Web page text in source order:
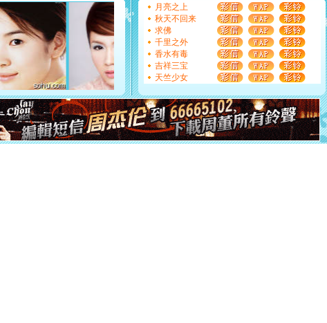
能正大光明地骚扰你,告诉你,圣诞要快乐!新年要快乐!天
天都要快乐噢!
[圣诞节]奉上一颗祝福的心,在这个特别的日子里,愿幸福,
如意,快乐,鲜花,一切美好的祝愿与你同在.圣诞快乐!
[元旦]
看到你我会触电；看不到你我要充电；没有你我会
断电。爱你是我职业，想你是我事业，抱你是我特长，吻
你是我专业！水晶之恋祝你新年快乐
[元旦]
起；二是再生再世和你在一起；三是三生三世和你不再分
离。水晶之恋祝你新年快乐
[元旦]当我狠下心扭头离去那一刻，你在我身后无助地哭
泣，这痛楚让我明白我多么爱你。我转身抱住你：这猪不
卖了。水晶之恋祝你新年快乐。
月亮之上
秋天不回来
求佛
千里之外
香水有毒
吉祥三宝
天竺少女